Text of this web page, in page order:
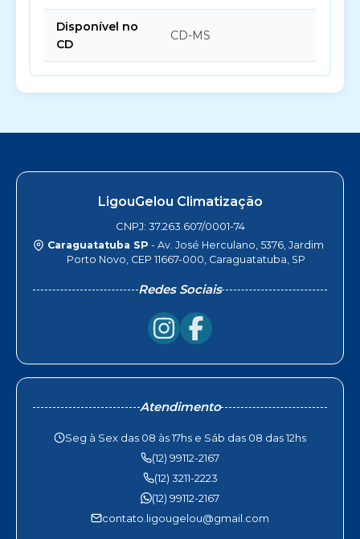
Disponível no
CD
CD-MS
LigouGelou Climatização
CNPJ: 37.263.607/0001-74
Caraguatatuba SP - Av. José Herculano, 5376, Jardim
Porto Novo, CEP 11667-000, Caraguatatuba, SP
Redes Sociais
Atendimento
Seg à Sex das 08 às 17hs e Sáb das 08 das 12hs
(12) 99112-2167
(12) 3211-2223
(12) 99112-2167
contato.ligougelou@gmail.com